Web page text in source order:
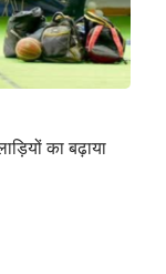
का बढ़ाया